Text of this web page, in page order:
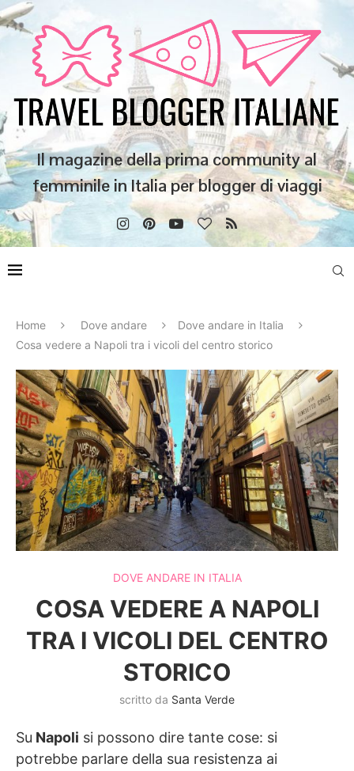
Il magazine della prima community al
femminile in Italia per blogger di viaggi
Home Dove andare
Dove andare in Italia
Cosa vedere a Napoli tra i vicoli del centro storico
DOVE ANDARE IN ITALIA
COSA VEDERE A NAPOLI
TRA I VICOLI DEL CENTRO
STORICO
scritto da Santa Verde
Su Napoli si possono dire tante cose: si
potrebbe parlare della sua resistenza ai